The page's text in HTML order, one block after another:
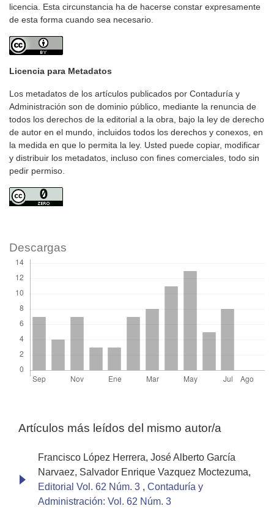
licencia. Esta circunstancia ha de hacerse constar expresamente
de esta forma cuando sea necesario.
Licencia para Metadatos
Los metadatos de los artículos publicados por Contaduría y
Administración son de dominio público, mediante la renuncia de
todos los derechos de la editorial a la obra, bajo la ley de derecho
de autor en el mundo, incluidos todos los derechos y conexos, en
la medida en que lo permita la ley. Usted puede copiar, modificar
y distribuir los metadatos, incluso con fines comerciales, todo sin
pedir permiso.
Descargas
Artículos más leídos del mismo autor/a
Francisco López Herrera, José Alberto García
Narvaez, Salvador Enrique Vazquez Moctezuma,
Editorial Vol. 62 Núm. 3 , Contaduría y
Administración: Vol. 62 Núm. 3